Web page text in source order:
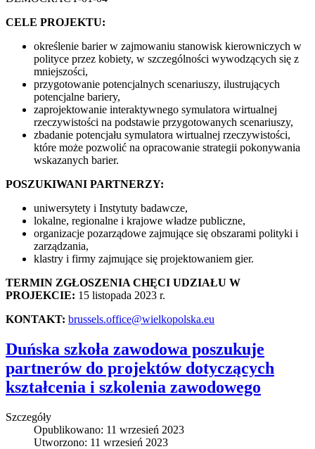
CELE PROJEKTU:
określenie barier w zajmowaniu stanowisk kierowniczych w
polityce przez kobiety, w szczególności wywodzących się z
mniejszości,
przygotowanie potencjalnych scenariuszy, ilustrujących
potencjalne bariery,
zaprojektowanie interaktywnego symulatora wirtualnej
rzeczywistości na podstawie przygotowanych scenariuszy,
zbadanie potencjału symulatora wirtualnej rzeczywistości,
które może pozwolić na opracowanie strategii pokonywania
wskazanych barier.
POSZUKIWANI PARTNERZY:
uniwersytety i Instytuty badawcze,
lokalne, regionalne i krajowe władze publiczne,
organizacje pozarządowe zajmujące się obszarami polityki i
zarządzania,
klastry i firmy zajmujące się projektowaniem gier.
TERMIN ZGŁOSZENIA CHĘCI UDZIAŁU W
PROJEKCIE: 15 listopada 2023 r.
KONTAKT: brussels.office@wielkopolska.eu
Duńska szkoła zawodowa poszukuje
partnerów do projektów dotyczących
kształcenia i szkolenia zawodowego
Szczegóły
Opublikowano: 11 wrzesień 2023
Utworzono: 11 wrzesień 2023